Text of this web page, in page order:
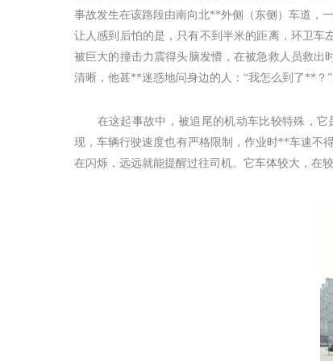
事故发生在该路段由南向北**外侧（东侧）车道，
让人感到后怕的是，只有不到半米的距离，环卫
被巨大的撞击力震得头脑发懵，在被急救人员救
清晰，他甚**迷惑地问身边的人：“我怎么到了**？
在这起事故中，被追尾的机动车比较特殊，它
现，车辆行驶速度也有严格限制，作业时**车速不
在闪烁，远远就能提醒过往司机。它车体较大，在